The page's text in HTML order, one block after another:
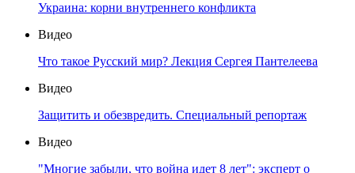
Украина: корни внутреннего конфликта
Видео
Что такое Русский мир? Лекция Сергея Пантелеева
Видео
Защитить и обезвредить. Специальный репортаж
Видео
"Многие забыли, что война идет 8 лет": эксперт о